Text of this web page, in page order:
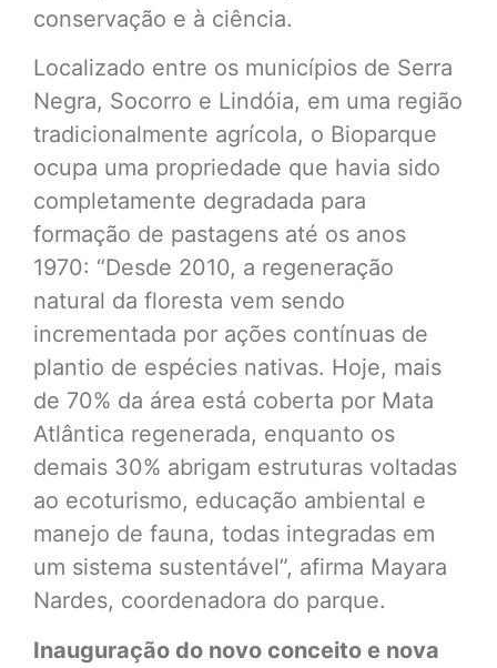
conservação e à ciência.
Localizado entre os municípios de Serra
Negra, Socorro e Lindóia, em uma região
tradicionalmente agrícola, o Bioparque
ocupa uma propriedade que havia sido
completamente degradada para
formação de pastagens até os anos
1970: “Desde 2010, a regeneração
natural da floresta vem sendo
incrementada por ações contínuas de
plantio de espécies nativas. Hoje, mais
de 70% da área está coberta por Mata
Atlântica regenerada, enquanto os
demais 30% abrigam estruturas voltadas
ao ecoturismo, educação ambiental e
manejo de fauna, todas integradas em
um sistema sustentável”, afirma Mayara
Nardes, coordenadora do parque.
Inauguração do novo conceito e nova